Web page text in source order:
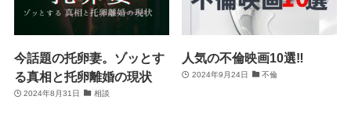
今話題の托卵妻。ゾッとす
る真相と托卵離婚の現状
2024年8月31日 相談
人気の不倫映画10選‼
2024年9月24日 不倫